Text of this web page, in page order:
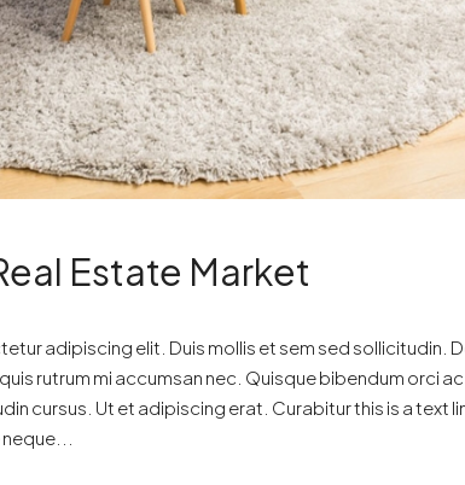
Estate Market
adipiscing elit. Duis mollis et sem sed sollicitudin.
rutrum mi accumsan nec. Quisque bibendum orci
cursus. Ut et adipiscing erat. Curabitur this is a text